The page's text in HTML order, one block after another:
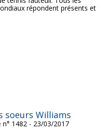
répondent présents et
soeurs Williams
n° 1482 - 23/03/2017